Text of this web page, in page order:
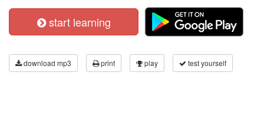
start learning
download mp3 print play test yourself